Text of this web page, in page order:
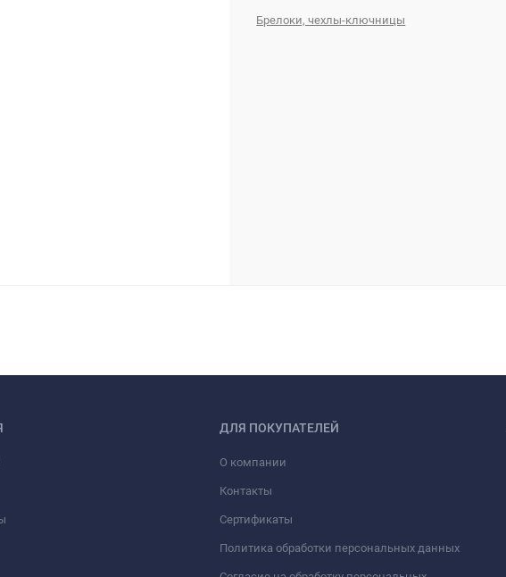
Брелоки, чехлы-ключницы
ДЛЯ ПОКУПАТЕЛЕЙ
О компании
Контакты
Сертификаты
Политика обработки персональных данных